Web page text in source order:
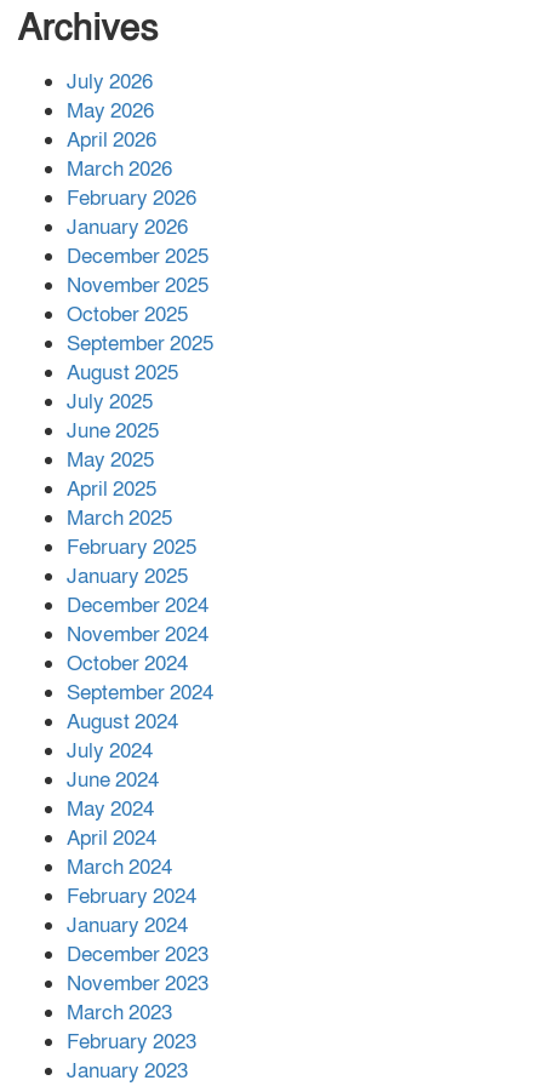
পর ফোন তারেক রহমানের,গ্যাস সঙ্কট
সহায়তা দিলেন সাচিং প্রু জেরী
Archives
July 2026
May 2026
April 2026
March 2026
February 2026
January 2026
December 2025
November 2025
October 2025
September 2025
August 2025
July 2025
June 2025
May 2025
April 2025
March 2025
February 2025
January 2025
December 2024
November 2024
October 2024
September 2024
August 2024
July 2024
June 2024
May 2024
April 2024
March 2024
February 2024
January 2024
December 2023
November 2023
March 2023
February 2023
January 2023